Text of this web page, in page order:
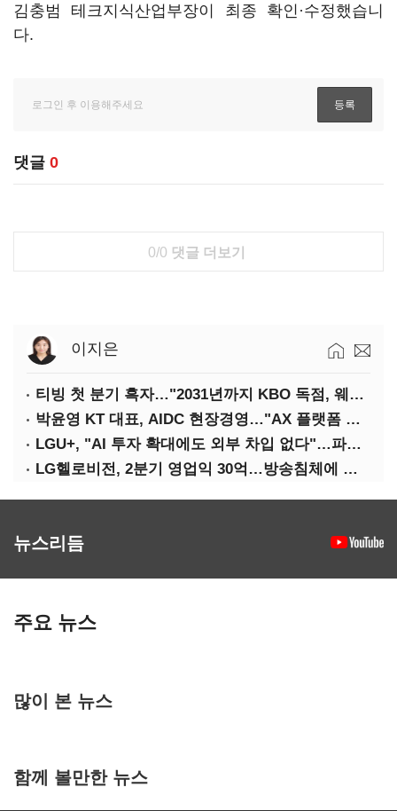
김충범 테크지식산업부장이 최종 확인·수정했습니
다.
댓글 0
0/0 댓글 더보기
이지은
티빙 첫 분기 흑자…"2031년까지 KBO 독점, 웨이브 합병도 속도"
박윤영 KT 대표, AIDC 현장경영…"AX 플랫폼 핵심 인프라로 키운다"
LGU+, "AI 투자 확대에도 외부 차입 없다"…파주 AIDC 수익성 자신
LG헬로비전, 2분기 영업익 30억…방송침체에 교육용 단말 시장도 축소
뉴스리듬
주요 뉴스
많이 본 뉴스
함께 볼만한 뉴스